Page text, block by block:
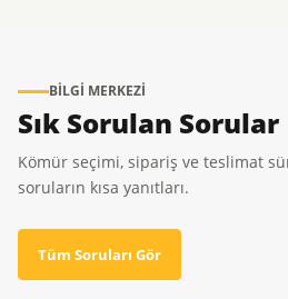
BILGI MERKEZI
Sık Sorulan Sorular
Kömür seçimi, sipariş ve teslimat
soruların kısa yanıtları.
Tüm Soruları Gör